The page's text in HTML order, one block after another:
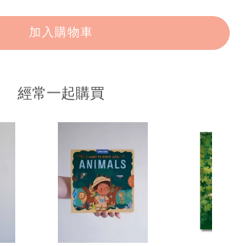
加入購物車
經常一起購買